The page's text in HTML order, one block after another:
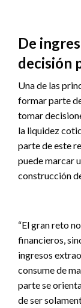
De
decisión
Una de las
formar parte
tomar
la liquidez
parte de este
puede marcar
construcción
“El gran reto
financieros,
ingresos
consume de
parte se
de ser